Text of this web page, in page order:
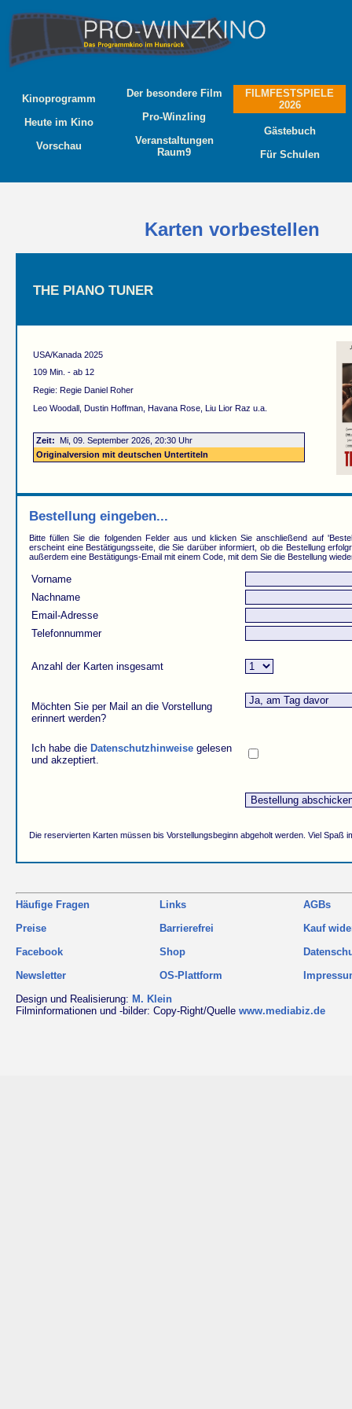
Kinoprogramm
Heute im Kino
Vorschau
Der besondere Film
Pro-Winzling
Veranstaltungen
Raum9
FILMFESTSPIELE
2026
Gästebuch
Für Schulen
Karten vorbestellen
THE PIANO TUNER
USA/Kanada 2025
109 Min. - ab 12
Regie: Regie Daniel Roher
Leo Woodall, Dustin Hoffman, Havana Rose, Liu Lior Raz u.a.
Zeit: Mi, 09. September 2026, 20:30 Uhr
Originalversion mit deutschen Untertiteln
Bestellung eingeben...
Bitte füllen Sie die folgenden Felder aus und klicken Sie anschließend auf
erscheint eine Bestätigungsseite, die Sie darüber informiert, ob die Bestellung
außerdem eine Bestätigungs-Email mit einem Code, mit dem Sie die Bestellung
Vorname
Nachname
Email-Adresse
Telefonnummer
Anzahl der Karten insgesamt
Möchten Sie per Mail an die Vorstellung
erinnert werden?
Ich habe die Datenschutzhinweise gelesen
und akzeptiert.
Die reservierten Karten müssen bis Vorstellungsbeginn abgeholt werden. Viel Spaß
Häufige Fragen
Preise
Facebook
Newsletter
Links
Barrierefrei
Shop
OS-Plattform
AGBs
Kauf
Design und Realisierung: M. Klein
Filminformationen und -bilder: Copy-Right/Quelle www.mediabiz.de